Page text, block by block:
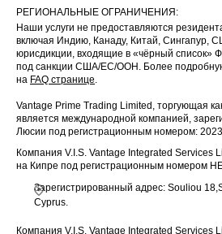
РЕГИОНАЛЬНЫЕ ОГРАНИЧЕНИЯ:
Наши услуги не предоставляются
включая Индию, Канаду, Китай, Сингапур,
юрисдикции, входящие в «чёрный список»
под санкции США/ЕС/ООН. Более
на FAQ странице.
Vantage Prime Trading Limited, торгующая
является международной компанией,
Люсии под регистрационным номером:
Компания V.I.S. Vantage Integrated Services
на Кипре под регистрационным номером
Зарегистрированный адрес: Souliou
Cyprus.
Компания V.I.S. Vantage Integrated Services